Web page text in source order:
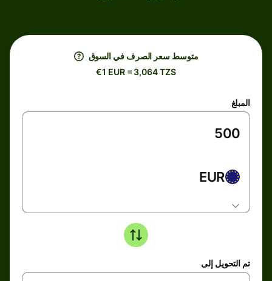
متوسط ​​سعر الصرف في السوق
€1 EUR = 3,064 TZS
المبلغ
EUR
تم التحويل إلى